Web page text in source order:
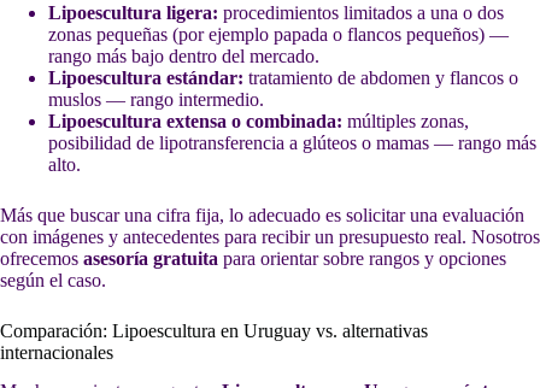
Lipoescultura ligera: procedimientos limitados a una o dos
zonas pequeñas (por ejemplo papada o flancos pequeños) —
rango más bajo dentro del mercado.
Lipoescultura estándar: tratamiento de abdomen y flancos o
muslos — rango intermedio.
Lipoescultura extensa o combinada: múltiples zonas,
posibilidad de lipotransferencia a glúteos o mamas — rango más
alto.
Más que buscar una cifra fija, lo adecuado es solicitar una evaluación
con imágenes y antecedentes para recibir un presupuesto real. Nosotros
ofrecemos asesoría gratuita para orientar sobre rangos y opciones
según el caso.
Comparación: Lipoescultura en Uruguay vs. alternativas
internacionales